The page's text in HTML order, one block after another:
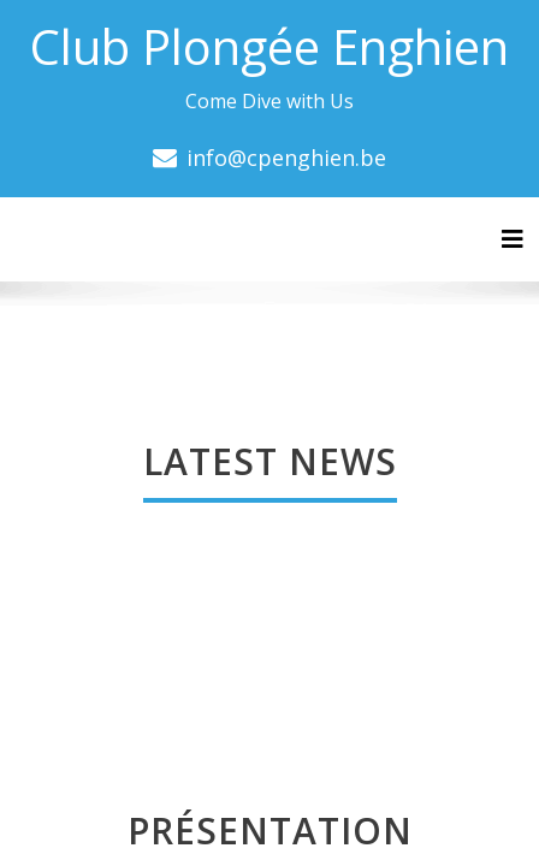
Club Plongée Enghien
Come Dive with Us
info@cpenghien.be
LATEST NEWS
PRÉSENTATION